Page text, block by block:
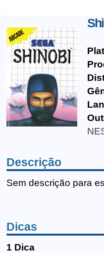
Descrição
Sem descrição para
Dicas
1 Dica